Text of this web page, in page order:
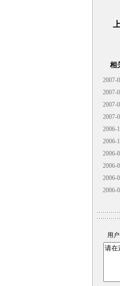
相
2007-
2007-
2007-
2007-
2006-
2006-
2006-
2006-
2006-
2006-
用户